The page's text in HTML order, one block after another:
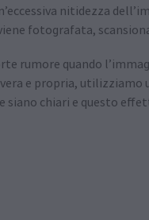
nitidezza
fotografata,
rumore quando
e propria,
siano chiari e questo